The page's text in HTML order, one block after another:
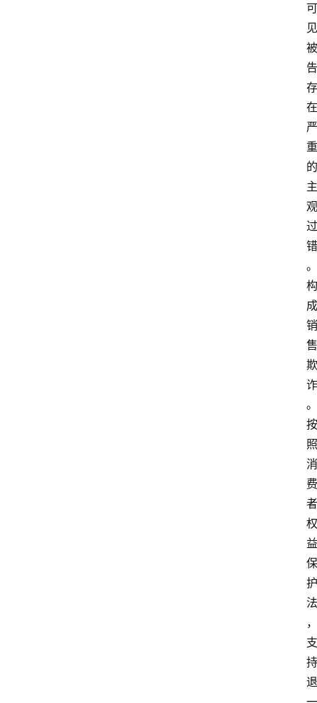
可
见
被
告
存
在
严
重
的
主
观
过
错
。
构
成
销
售
欺
诈
。
按
照
消
费
者
权
益
保
护
法
，
支
持
退